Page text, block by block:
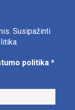
Susipažinti
politika *